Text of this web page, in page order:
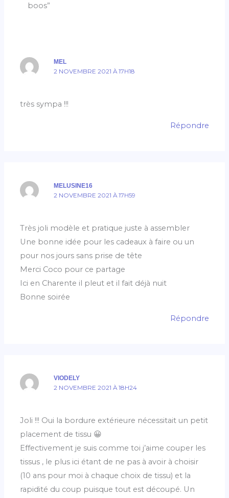
boos”
MEL
2 NOVEMBRE 2021 À 17H18
très sympa !!!
Répondre
MELUSINE16
2 NOVEMBRE 2021 À 17H59
Très joli modèle et pratique juste à assembler
Une bonne idée pour les cadeaux à faire ou un
pour nos jours sans prise de tête
Merci Coco pour ce partage
Ici en Charente il pleut et il fait déjà nuit
Bonne soirée
Répondre
VIODELY
2 NOVEMBRE 2021 À 18H24
Joli !!! Oui la bordure extérieure nécessitait un petit
placement de tissu 😀
Effectivement je suis comme toi j’aime couper les
tissus , le plus ici étant de ne pas à avoir à choisir
(10 ans pour moi à chaque choix de tissu) et la
rapidité du coup puisque tout est découpé. Un